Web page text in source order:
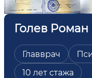
Голев
Главврач
10 лет стажа